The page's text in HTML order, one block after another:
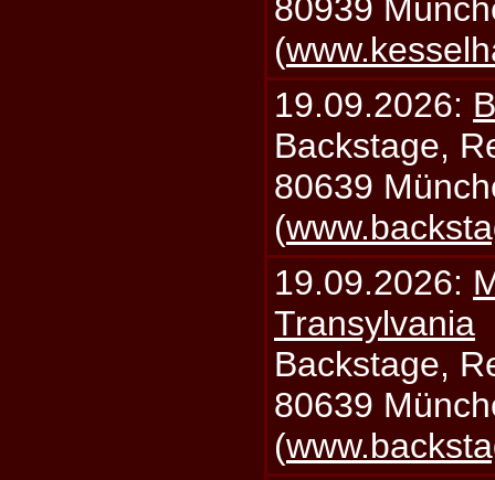
80939
(
19.09.2026:
Backstage,
80639
(
19.09.2026:
Transylvania
Backstage,
80639
(